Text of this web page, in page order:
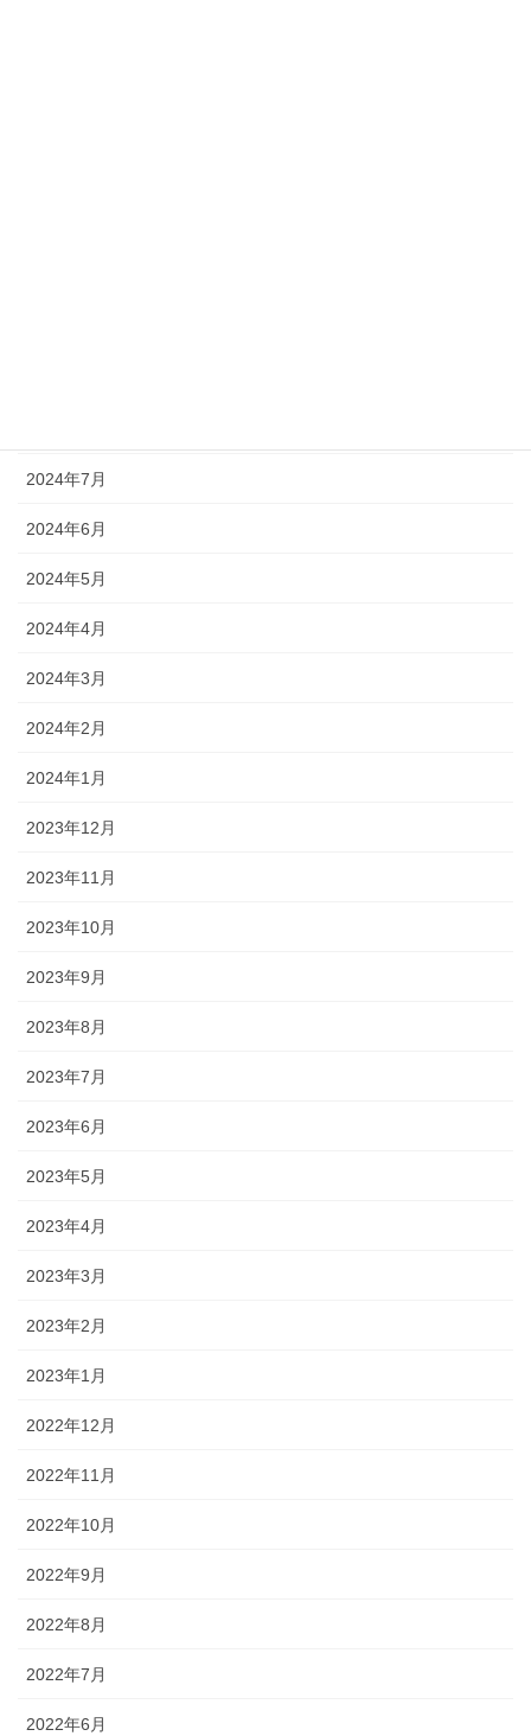
2024年7月
2024年6月
2024年5月
2024年4月
2024年3月
2024年2月
2024年1月
2023年12月
2023年11月
2023年10月
2023年9月
2023年8月
2023年7月
2023年6月
2023年5月
2023年4月
2023年3月
2023年2月
2023年1月
2022年12月
2022年11月
2022年10月
2022年9月
2022年8月
2022年7月
2022年6月